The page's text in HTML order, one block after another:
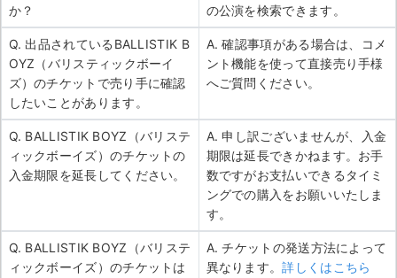
か？
の公演を検索できます。
Q. 出品されているBALLISTIK B
OYZ（バリスティックボーイ
ズ）のチケットで売り手に確認
したいことがあります。
A. 確認事項がある場合は、コメ
ント機能を使って直接売り手様
へご質問ください。
Q. BALLISTIK BOYZ（バリステ
ィックボーイズ）のチケットの
入金期限を延長してください。
A. 申し訳ございませんが、入金
期限は延長できかねます。お手
数ですがお支払いできるタイミ
ングでの購入をお願いいたしま
す。
Q. BALLISTIK BOYZ（バリステ
ィックボーイズ）のチケットは
A. チケットの発送方法によって
異なります。詳しくはこちら